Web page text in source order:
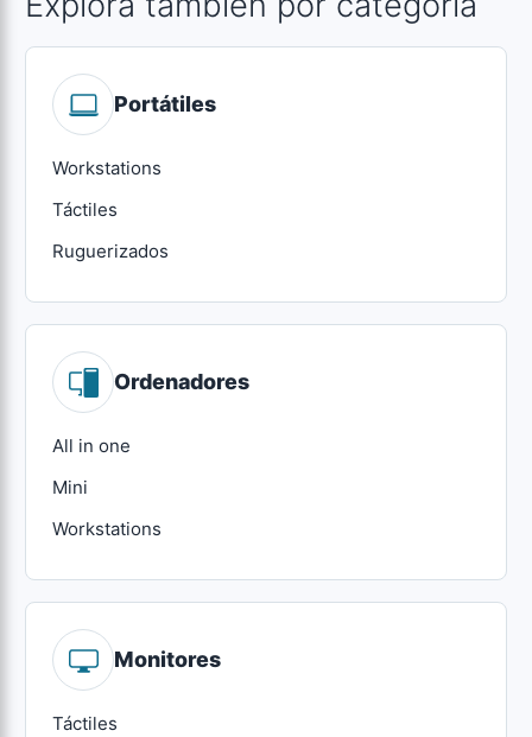
Portátiles
Workstations
Táctiles
Ruguerizados
Ordenadores
All in one
Mini
Workstations
Monitores
Táctiles